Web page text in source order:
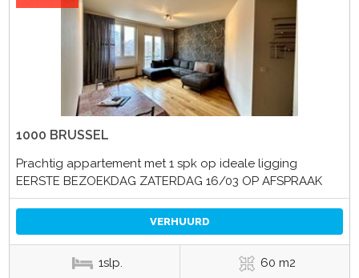
1000 BRUSSEL
Prachtig appartement met 1 spk op ideale ligging
EERSTE BEZOEKDAG ZATERDAG 16/03 OP AFSPRAAK
VERHUURD
1slp. 60 m2